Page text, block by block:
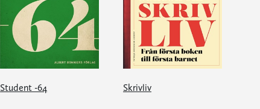
Student -64 Skrivliv